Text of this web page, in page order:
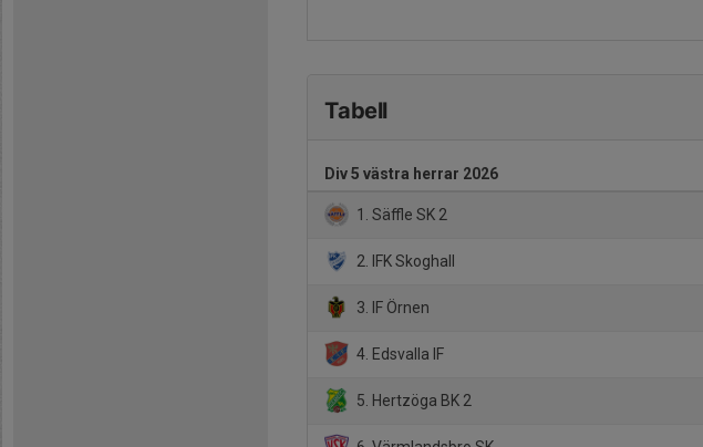
Tabell
Div 5 västra herrar 2026
1. Säffle SK 2
2. IFK Skoghall
3. IF Örnen
4. Edsvalla IF
5. Hertzöga BK 2